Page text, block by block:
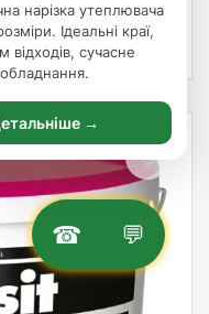
☎ 💬
нарізка утеплювача
Ідеальні краї,
відходів, сучасне
обладнання.
→